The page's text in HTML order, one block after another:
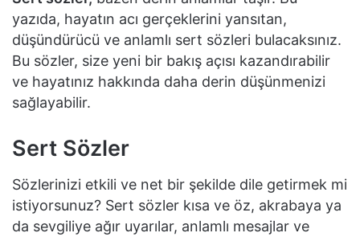
yazıda, hayatın acı gerçeklerini yansıtan,
düşündürücü ve anlamlı sert sözleri bulacaksınız.
Bu sözler, size yeni bir bakış açısı kazandırabilir
ve hayatınız hakkında daha derin düşünmenizi
sağlayabilir.
Sert Sözler
Sözlerinizi etkili ve net bir şekilde dile getirmek mi
istiyorsunuz? Sert sözler kısa ve öz, akrabaya ya
da sevgiliye ağır uyarılar, anlamlı mesajlar ve